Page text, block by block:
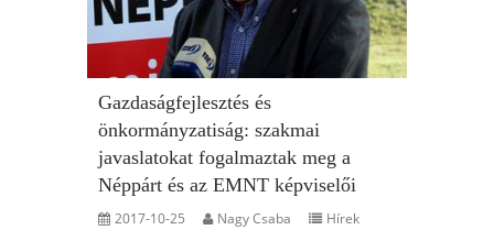
Gazdaságfejlesztés és
önkormányzatiság: szakmai
javaslatokat fogalmaztak meg a
Néppárt és az EMNT képviselői
2017-10-25 Nagy Csaba Hírek